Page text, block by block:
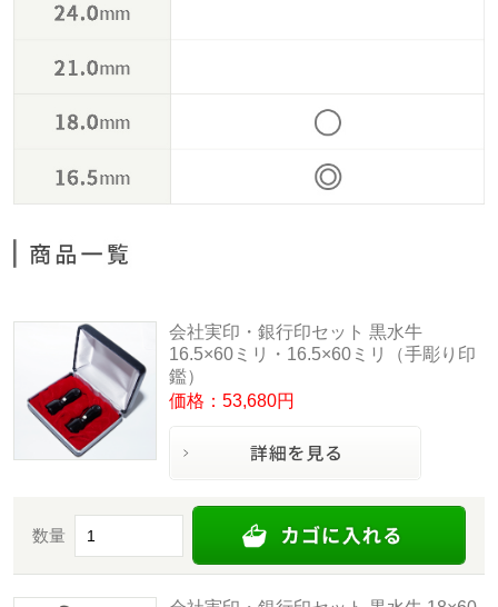
会社実印・銀行印セット 黒水牛
16.5×60ミリ・16.5×60ミリ（手彫り印
鑑）
価格：53,680円
数量